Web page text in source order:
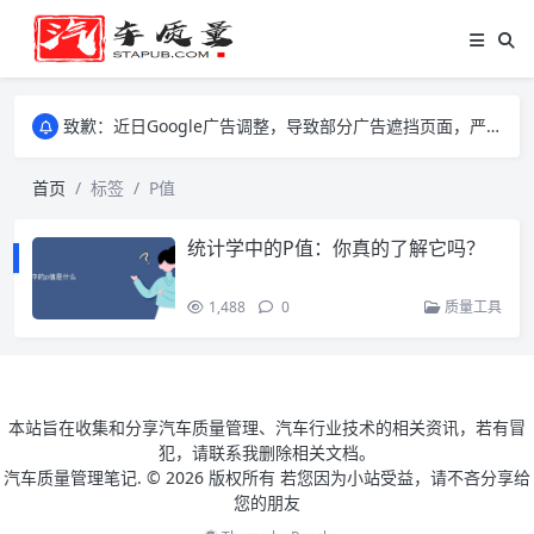
致歉：近日Google广告调整，导致部分广告遮挡页面，严重影响大家访问体验，将尽快调整完成，由此带来的不便，特意致歉！
致歉：近日Google广告调整，导致部分广告遮挡页面，严重影响大家访问体验，将尽快调整完成，由此带来的不便，特意致歉！
首页 标签 P值
统计学中的P值：你真的了解它吗？
1,488 0 质量工具
本站旨在收集和分享汽车质量管理、汽车行业技术的相关资讯，若有冒
犯，请联系我删除相关文档。
汽车质量管理笔记. © 2026 版权所有 若您因为小站受益，请不吝分享给
您的朋友